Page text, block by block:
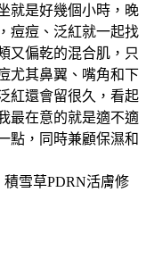
就是好幾個小時，晚
痘痘、泛紅就一起找
又偏乾的混合肌，只
尤其鼻翼、嘴角和下
紅還會留很久，看起
最在意的就是適不適
點，同時兼顧保濕和
雪草PDRN活膚修